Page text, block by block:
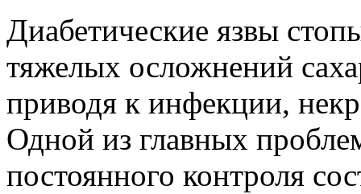
Диабетические язвы
тяжелых осложнений
приводя к инфекции,
Одной из главных
постоянного контроля